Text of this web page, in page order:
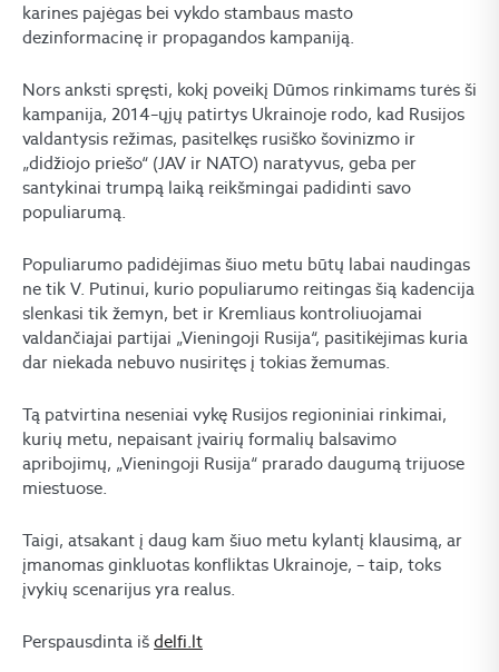
karines pajėgas bei vykdo stambaus masto
dezinformacinę ir propagandos kampaniją.
Nors anksti spręsti, kokį poveikį Dūmos rinkimams turės ši
kampanija, 2014–ųjų patirtys Ukrainoje rodo, kad Rusijos
valdantysis režimas, pasitelkęs rusiško šovinizmo ir
„didžiojo priešo“ (JAV ir NATO) naratyvus, geba per
santykinai trumpą laiką reikšmingai padidinti savo
populiarumą.
Populiarumo padidėjimas šiuo metu būtų labai naudingas
ne tik V. Putinui, kurio populiarumo reitingas šią kadencija
slenkasi tik žemyn, bet ir Kremliaus kontroliuojamai
valdančiajai partijai „Vieningoji Rusija“, pasitikėjimas kuria
dar niekada nebuvo nusiritęs į tokias žemumas.
Tą patvirtina neseniai vykę Rusijos regioniniai rinkimai,
kurių metu, nepaisant įvairių formalių balsavimo
apribojimų, „Vieningoji Rusija“ prarado daugumą trijuose
miestuose.
Taigi, atsakant į daug kam šiuo metu kylantį klausimą, ar
įmanomas ginkluotas konfliktas Ukrainoje, – taip, toks
įvykių scenarijus yra realus.
Perspausdinta iš delfi.lt